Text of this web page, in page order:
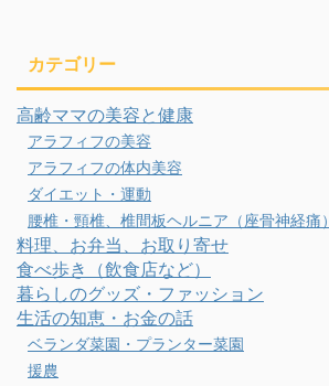
カテゴリー
高齢ママの美容と健康
アラフィフの美容
アラフィフの体内美容
ダイエット・運動
腰椎・頸椎、椎間板ヘルニア（座骨神経痛）
料理、お弁当、お取り寄せ
食べ歩き（飲食店など）
暮らしのグッズ・ファッション
生活の知恵・お金の話
ベランダ菜園・プランター菜園
援農